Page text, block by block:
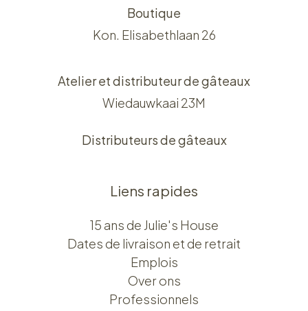
Boutique
Kon. Elisabethlaan 26
Atelier et distributeur de gâteaux
Wiedauwkaai 23M
Distributeurs de gâteaux
Liens rapides
15 ans de Julie's House
Dates de livraison et de retrait
Emplois
Over ons​​
Professionnels